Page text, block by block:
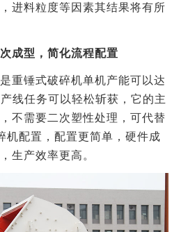
进料粒度等因素其结果将有所
成型，简化流程配置
重锤式破碎机单机产能可以达
线任务可以轻松斩获，它的主
不需要二次塑性处理，可代替
机配置，配置更简单，硬件成
生产效率更高。